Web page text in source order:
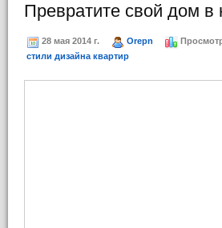
Превратите свой дом в
28 мая 2014 г. Orepn
стили дизайна квартир